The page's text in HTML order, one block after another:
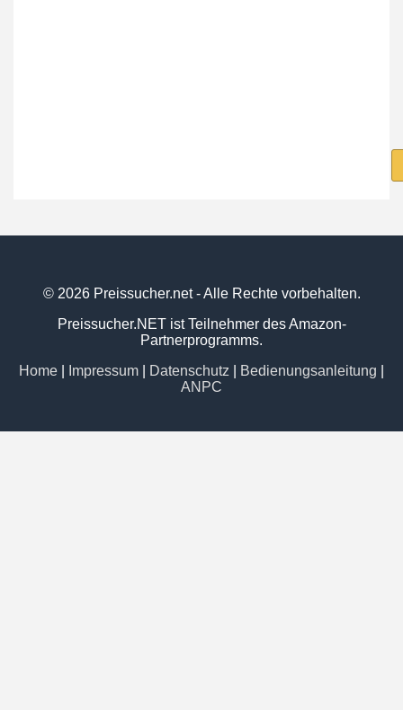
© 2026 Preissucher.net - Alle Rechte vorbehalten.
Preissucher.NET ist Teilnehmer des Amazon-
Partnerprogramms.
Home
Impressum Datenschutz Bedienungsanleitung
ANPC